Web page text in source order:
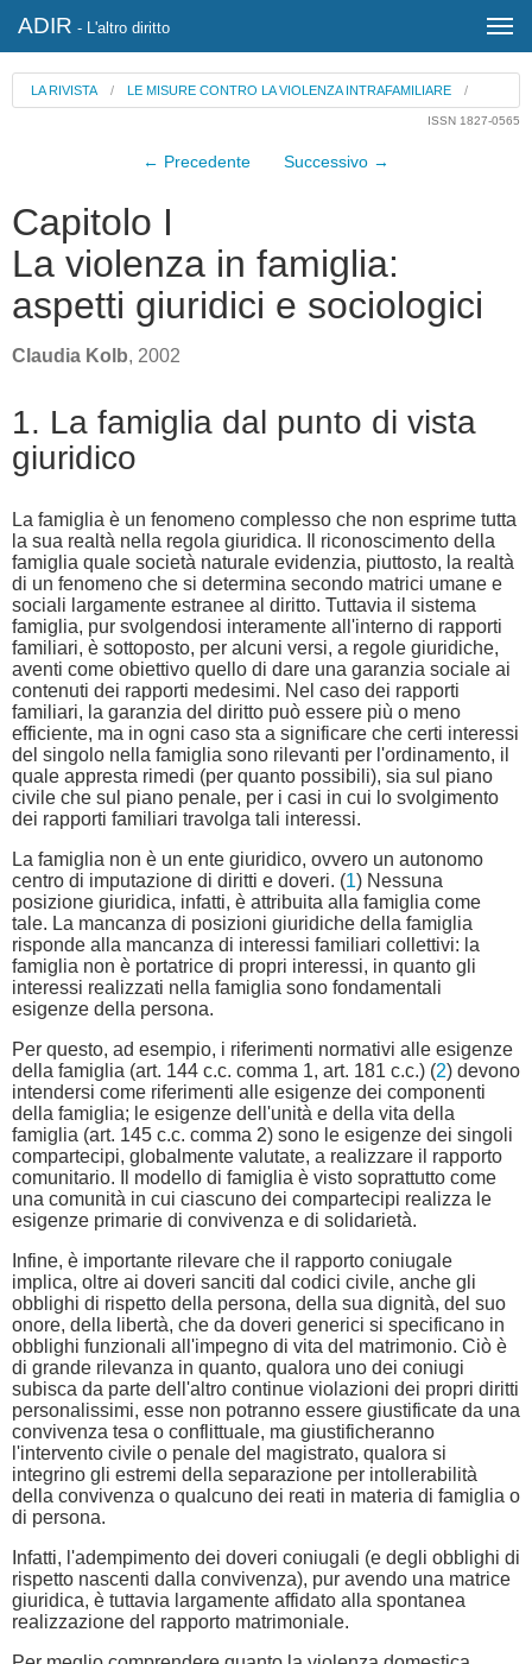
ADIR - L'altro diritto
LA RIVISTA / LE MISURE CONTRO LA VIOLENZA INTRAFAMILIARE/
ISSN 1827-0565
← Precedente Successivo →
Capitolo I
La violenza in famiglia:
aspetti giuridici e sociologici
Claudia Kolb, 2002
1. La famiglia dal punto di vista
giuridico
La famiglia è un fenomeno complesso che non esprime tutta
la sua realtà nella regola giuridica. Il riconoscimento della
famiglia quale società naturale evidenzia, piuttosto, la realtà
di un fenomeno che si determina secondo matrici umane e
sociali largamente estranee al diritto. Tuttavia il sistema
famiglia, pur svolgendosi interamente all'interno di rapporti
familiari, è sottoposto, per alcuni versi, a regole giuridiche,
aventi come obiettivo quello di dare una garanzia sociale ai
contenuti dei rapporti medesimi. Nel caso dei rapporti
familiari, la garanzia del diritto può essere più o meno
efficiente, ma in ogni caso sta a significare che certi interessi
del singolo nella famiglia sono rilevanti per l'ordinamento, il
quale appresta rimedi (per quanto possibili), sia sul piano
civile che sul piano penale, per i casi in cui lo svolgimento
dei rapporti familiari travolga tali interessi.
La famiglia non è un ente giuridico, ovvero un autonomo
centro di imputazione di diritti e doveri. (1) Nessuna
posizione giuridica, infatti, è attribuita alla famiglia come
tale. La mancanza di posizioni giuridiche della famiglia
risponde alla mancanza di interessi familiari collettivi: la
famiglia non è portatrice di propri interessi, in quanto gli
interessi realizzati nella famiglia sono fondamentali
esigenze della persona.
Per questo, ad esempio, i riferimenti normativi alle esigenze
della famiglia (art. 144 c.c. comma 1, art. 181 c.c.) (2) devono
intendersi come riferimenti alle esigenze dei componenti
della famiglia; le esigenze dell'unità e della vita della
famiglia (art. 145 c.c. comma 2) sono le esigenze dei singoli
compartecipi, globalmente valutate, a realizzare il rapporto
comunitario. Il modello di famiglia è visto soprattutto come
una comunità in cui ciascuno dei compartecipi realizza le
esigenze primarie di convivenza e di solidarietà.
Infine, è importante rilevare che il rapporto coniugale
implica, oltre ai doveri sanciti dal codici civile, anche gli
obblighi di rispetto della persona, della sua dignità, del suo
onore, della libertà, che da doveri generici si specificano in
obblighi funzionali all'impegno di vita del matrimonio. Ciò è
di grande rilevanza in quanto, qualora uno dei coniugi
subisca da parte dell'altro continue violazioni dei propri diritti
personalissimi, esse non potranno essere giustificate da una
convivenza tesa o conflittuale, ma giustificheranno
l'intervento civile o penale del magistrato, qualora si
integrino gli estremi della separazione per intollerabilità
della convivenza o qualcuno dei reati in materia di famiglia o
di persona.
Infatti, l'adempimento dei doveri coniugali (e degli obblighi di
rispetto nascenti dalla convivenza), pur avendo una matrice
giuridica, è tuttavia largamente affidato alla spontanea
realizzazione del rapporto matrimoniale.